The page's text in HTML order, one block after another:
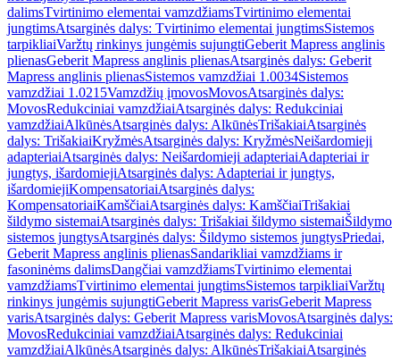
dalimsTvirtinimo elementai vamzdžiamsTvirtinimo elementai
jungtimsAtsarginės dalys: Tvirtinimo elementai jungtimsSistemos
tarpikliaiVaržtų rinkinys jungėmis sujungtiGeberit Mapress anglinis
plienasGeberit Mapress anglinis plienasAtsarginės dalys: Geberit
Mapress anglinis plienasSistemos vamzdžiai 1.0034Sistemos
vamzdžiai 1.0215Vamzdžių įmovosMovosAtsarginės dalys:
MovosRedukciniai vamzdžiaiAtsarginės dalys: Redukciniai
vamzdžiaiAlkūnėsAtsarginės dalys: AlkūnėsTrišakiaiAtsarginės
dalys: TrišakiaiKryžmėsAtsarginės dalys: KryžmėsNeišardomieji
adapteriaiAtsarginės dalys: Neišardomieji adapteriaiAdapteriai ir
jungtys, išardomiejiAtsarginės dalys: Adapteriai ir jungtys,
išardomiejiKompensatoriaiAtsarginės dalys:
KompensatoriaiKamščiaiAtsarginės dalys: KamščiaiTrišakiai
šildymo sistemaiAtsarginės dalys: Trišakiai šildymo sistemaiŠildymo
sistemos jungtysAtsarginės dalys: Šildymo sistemos jungtysPriedai,
Geberit Mapress anglinis plienasSandarikliai vamzdžiams ir
fasoninėms dalimsDangčiai vamzdžiamsTvirtinimo elementai
vamzdžiamsTvirtinimo elementai jungtimsSistemos tarpikliaiVaržtų
rinkinys jungėmis sujungtiGeberit Mapress varisGeberit Mapress
varisAtsarginės dalys: Geberit Mapress varisMovosAtsarginės dalys:
MovosRedukciniai vamzdžiaiAtsarginės dalys: Redukciniai
vamzdžiaiAlkūnėsAtsarginės dalys: AlkūnėsTrišakiaiAtsarginės